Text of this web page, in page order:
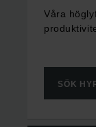
Våra
SÖK